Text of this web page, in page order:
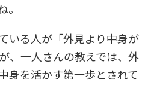
いる人が「外見より中身が
、一人さんの教えでは、外
身を活かす第一歩とされて